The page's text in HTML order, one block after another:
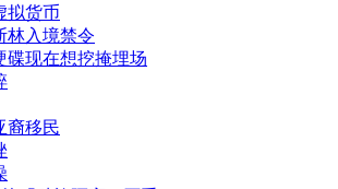
拟货币
林入境禁令
碟现在想挖掩埋场
裔移民